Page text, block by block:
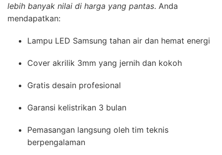
lebih banyak nilai di harga yang pantas. Anda
mendapatkan:
Lampu LED Samsung tahan air dan hemat energi
Cover akrilik 3mm yang jernih dan kokoh
Gratis desain profesional
Garansi kelistrikan 3 bulan
Pemasangan langsung oleh tim teknis
berpengalaman